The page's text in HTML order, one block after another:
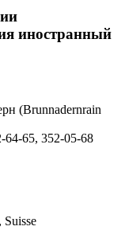
иностранный
(Brunnadernrain
64-65, 352-05-68
Suisse